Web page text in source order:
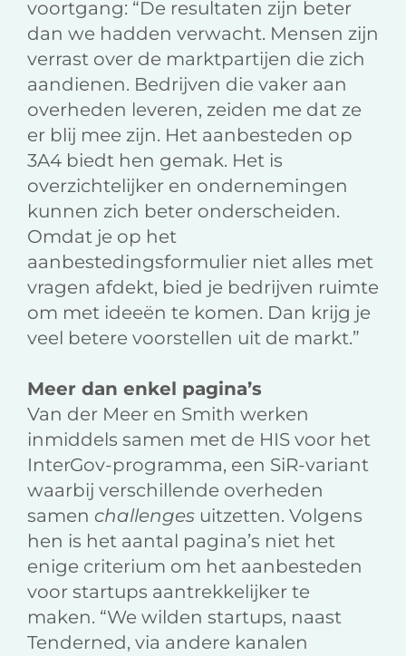
voortgang: “De resultaten zijn beter
dan we hadden verwacht. Mensen zijn
verrast over de marktpartijen die zich
aandienen. Bedrijven die vaker aan
overheden leveren, zeiden me dat ze
er blij mee zijn. Het aanbesteden op
3A4 biedt hen gemak. Het is
overzichtelijker en ondernemingen
kunnen zich beter onderscheiden.
Omdat je op het
aanbestedingsformulier niet alles met
vragen afdekt, bied je bedrijven ruimte
om met ideeën te komen. Dan krijg je
veel betere voorstellen uit de markt.”
Meer dan enkel pagina’s
Van der Meer en Smith werken
inmiddels samen met de HIS voor het
InterGov-programma, een SiR-variant
waarbij verschillende overheden
samen challenges uitzetten. Volgens
hen is het aantal pagina’s niet het
enige criterium om het aanbesteden
voor startups aantrekkelijker te
maken. “We wilden startups, naast
Tenderned, via andere kanalen